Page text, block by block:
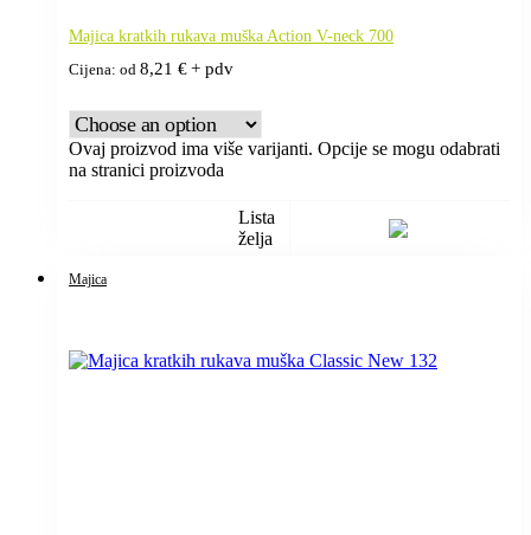
Majica kratkih rukava muška Action V-neck 700
Cijena: od 8,21 €+ pdv
Ovaj proizvod ima više varijanti. Opcije se mogu odabrati
na stranici proizvoda
Lista
želja
Majica